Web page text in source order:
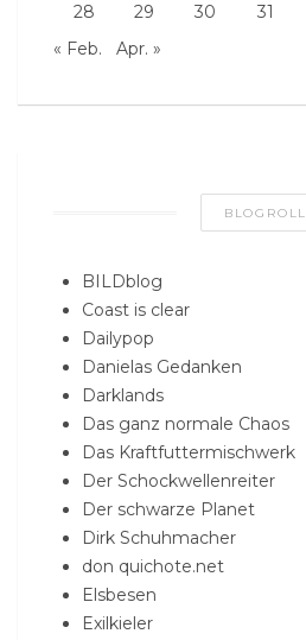
28 29 30
31
« Feb.
Apr. »
BLOGROLL
BILDblog
Coast is clear
Dailypop
Danielas Gedanken
Darklands
Das ganz normale Chaos
Das Kraftfuttermischwerk
Der Schockwellenreiter
Der schwarze Planet
Dirk Schuhmacher
don quichote.net
Elsbesen
Exilkieler